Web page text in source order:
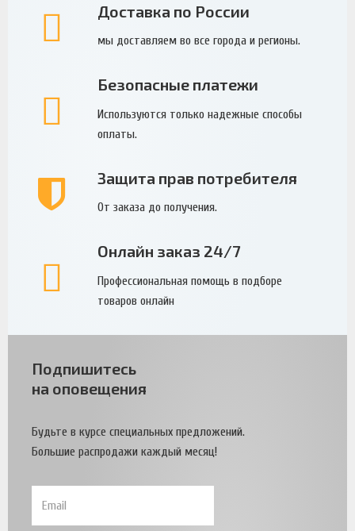
Доставка по России
мы доставляем во все города и регионы.
Безопасные платежи
Используются только надежные способы
оплаты.
Защита прав потребителя
От заказа до получения.
Онлайн заказ 24/7
Профессиональная помощь в подборе
товаров онлайн
Подпишитесь
на оповещения
Будьте в курсе специальных предложений.
Большие распродажи каждый месяц!